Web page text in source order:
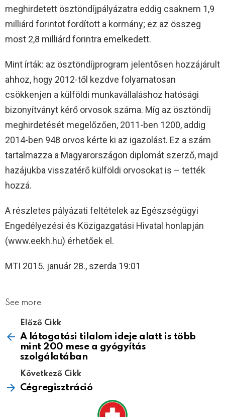
meghirdetett ösztöndíjpályázatra eddig csaknem 1,9
milliárd forintot fordított a kormány; ez az összeg
most 2,8 milliárd forintra emelkedett.
Mint írták: az ösztöndíjprogram jelentősen hozzájárult
ahhoz, hogy 2012-től kezdve folyamatosan
csökkenjen a külföldi munkavállaláshoz hatósági
bizonyítványt kérő orvosok száma. Míg az ösztöndíj
meghirdetését megelőzően, 2011-ben 1200, addig
2014-ben 948 orvos kérte ki az igazolást. Ez a szám
tartalmazza a Magyarországon diplomát szerző, majd
hazájukba visszatérő külföldi orvosokat is – tették
hozzá.
A részletes pályázati feltételek az Egészségügyi
Engedélyezési és Közigazgatási Hivatal honlapján
(www.eekh.hu) érhetőek el.
MTI 2015. január 28., szerda 19:01
See more
Előző Cikk
A látogatási tilalom ideje alatt is több
mint 200 mese a gyógyítás
szolgálatában
Következő Cikk
Cégregisztráció